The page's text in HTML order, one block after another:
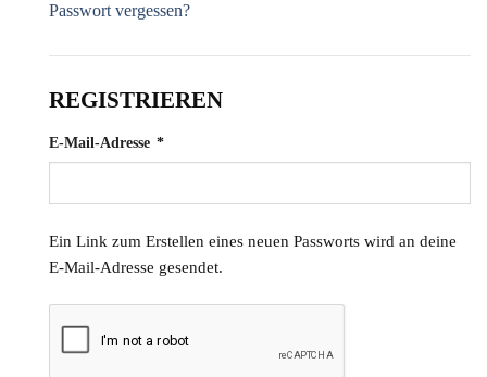
Passwort vergessen?
REGISTRIEREN
E-Mail-Adresse *Erforderlich
Ein Link zum Erstellen eines neuen Passworts wird an deine
E-Mail-Adresse gesendet.